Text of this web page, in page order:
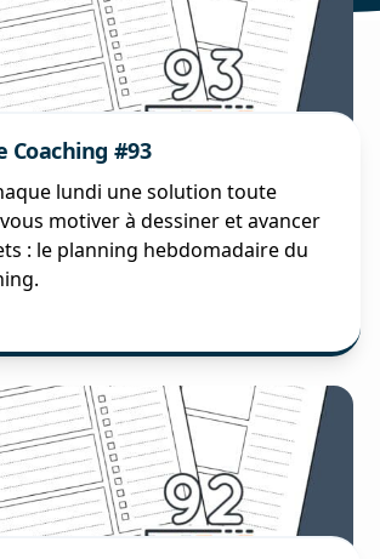
Coaching #93
lundi une solution toute
motiver à dessiner et avancer
: le planning hebdomadaire du